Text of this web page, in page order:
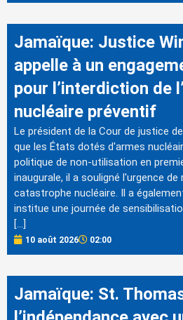
Jamaïque: Justice
appelle à un
pour l’interdiction de
nucléaire préventif
Le président de la Cour de justice
que les États dotés d'armes
politique de non-utilisation en
inaugurale, il a souligné l'urgence de
catastrophe nucléaire. Il a
institue une journée de
[…]
10 août 2026 02:00
Jamaïque: St.